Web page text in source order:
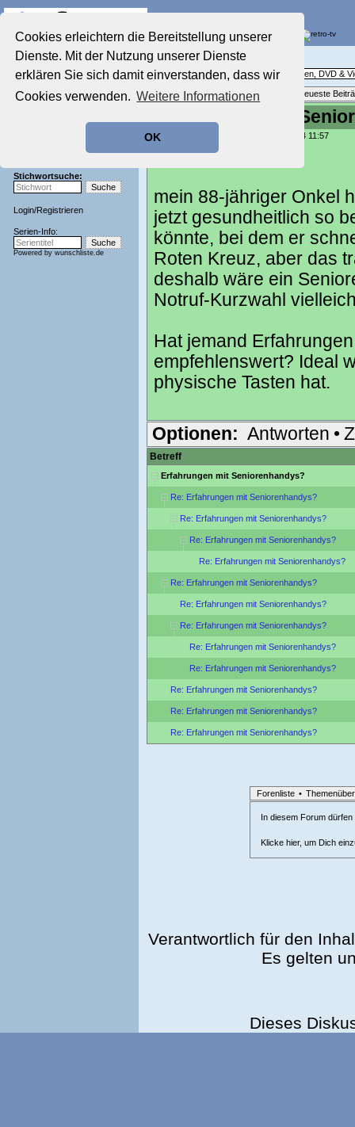
Cookies erleichtern die Bereitstellung unserer
Dienste. Mit der Nutzung unserer Dienste
erklären Sie sich damit einverstanden, dass wir
Cookies verwenden. Weitere Informationen
OK
Startseite
Aktuelles Forum
Film-Forum
Zeichentrick-Forum
Stichwortsuche:
Login/Registrieren
Serien-Info:
Powered by wunschliste.de
Ratgeber Technik
Technische Fragen rund um Fernsehen, DVD &
Themenübersicht • Neues Thema Neueste
Erfahrungen mit
geschrieben von: , 19.11.24 11:57
Hallo zusammen,
mein 88-jähriger Onkel
jetzt gesundheitlich so
könnte, bei dem er
Roten Kreuz, aber das
deshalb wäre ein
Notruf-Kurzwahl
Hat jemand
empfehlenswert? Ideal
physische Tasten hat.
Optionen: Antworten •
Betreff
Erfahrungen mit Seniorenhandys?
Re: Erfahrungen mit Seniorenhandys?
Re: Erfahrungen mit Seniorenhandys?
Re: Erfahrungen mit Seniorenhandys?
Re: Erfahrungen mit Seniorenhandys?
Re: Erfahrungen mit Seniorenhandys?
Re: Erfahrungen mit Seniorenhandys?
Re: Erfahrungen mit Seniorenhandys?
Re: Erfahrungen mit Seniorenhandys?
Re: Erfahrungen mit Seniorenhandys?
Re: Erfahrungen mit Seniorenhandys?
Re: Erfahrungen mit Seniorenhandys?
Re: Erfahrungen mit Seniorenhandys?
Forenliste •
In diesem Forum
Klicke hier, um Dich
Verantwortlich für den
Es gelten
Dieses